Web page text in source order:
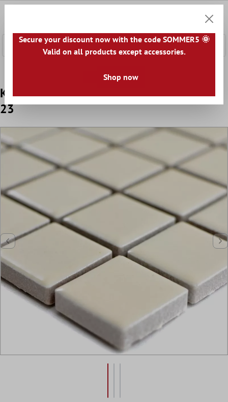
Keramik Mosaik Adrian Beige Matt Fyrkant
23
Secure your discount now with the code SOMMER5 🌞
Valid on all products except accessories.
Shop now